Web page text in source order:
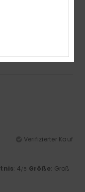
Verifizierter Kauf
: 4/5 Größe: Groß